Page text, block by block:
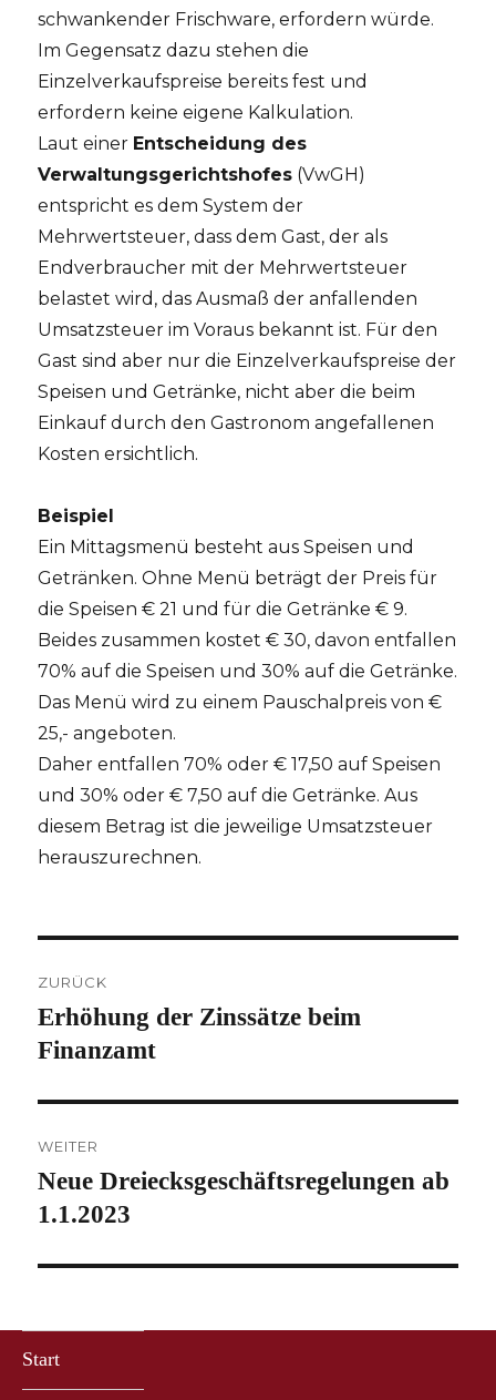
schwankender Frischware, erfordern würde.
Im Gegensatz dazu stehen die
Einzelverkaufspreise bereits fest und
erfordern keine eigene Kalkulation.
Laut einer Entscheidung des
Verwaltungsgerichtshofes (VwGH)
entspricht es dem System der
Mehrwertsteuer, dass dem Gast, der als
Endverbraucher mit der Mehrwertsteuer
belastet wird, das Ausmaß der anfallenden
Umsatzsteuer im Voraus bekannt ist. Für den
Gast sind aber nur die Einzelverkaufspreise der
Speisen und Getränke, nicht aber die beim
Einkauf durch den Gastronom angefallenen
Kosten ersichtlich.
Beispiel
Ein Mittagsmenü besteht aus Speisen und
Getränken. Ohne Menü beträgt der Preis für
die Speisen € 21 und für die Getränke € 9.
Beides zusammen kostet € 30, davon entfallen
70% auf die Speisen und 30% auf die Getränke.
Das Menü wird zu einem Pauschalpreis von €
25,- angeboten.
Daher entfallen 70% oder € 17,50 auf Speisen
und 30% oder € 7,50 auf die Getränke. Aus
diesem Betrag ist die jeweilige Umsatzsteuer
herauszurechnen.
ZURÜCK
Vorheriger
Beitrag:
Erhöhung der Zinssätze beim
Finanzamt
WEITER
Nächster
Beitrag:
Neue Dreiecksgeschäftsregelungen ab
1.1.2023
Start